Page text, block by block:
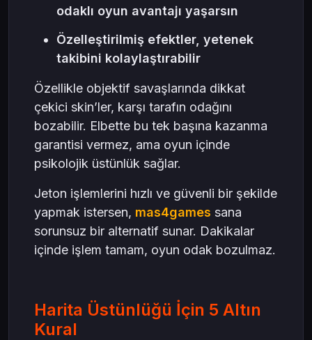
odaklı oyun avantajı yaşarsın
Özelleştirilmiş efektler, yetenek
takibini kolaylaştırabilir
Özellikle objektif savaşlarında dikkat
çekici skin’ler, karşı tarafın odağını
bozabilir. Elbette bu tek başına kazanma
garantisi vermez, ama oyun içinde
psikolojik üstünlük sağlar.
Jeton işlemlerini hızlı ve güvenli bir şekilde
yapmak istersen, mas4games sana
sorunsuz bir alternatif sunar. Dakikalar
içinde işlem tamam, oyun odak bozulmaz.
Harita Üstünlüğü İçin 5 Altın
Kural